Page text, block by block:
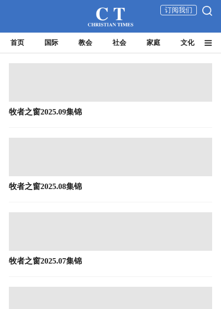
订阅我们
首页 国际 教会 社会 家庭 文化
牧者之窗2025.09集锦
牧者之窗2025.08集锦
牧者之窗2025.07集锦